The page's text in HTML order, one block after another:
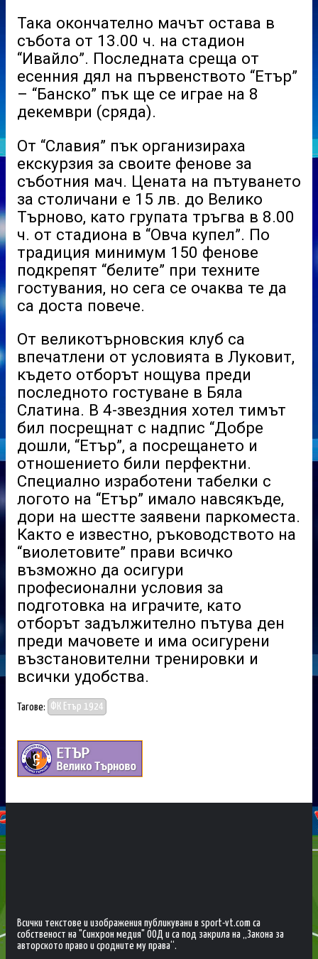
Така окончателно мачът остава в
събота от 13.00 ч. на стадион
“Ивайло”. Последната среща от
есенния дял на първенството “Етър”
– “Банско” пък ще се играе на 8
декември (сряда).
От “Славия” пък организираха
екскурзия за своите фенове за
съботния мач. Цената на пътуването
за столичани е 15 лв. до Велико
Търново, като групата тръгва в 8.00
ч. от стадиона в “Овча купел”. По
традиция минимум 150 фенове
подкрепят “белите” при техните
гостувания, но сега се очаква те да
са доста повече.
От великотърновския клуб са
впечатлени от условията в Луковит,
където отборът нощува преди
последното гостуване в Бяла
Слатина. В 4-звездния хотел тимът
бил посрещнат с надпис “Добре
дошли, “Етър”, а посрещането и
отношението били перфектни.
Специално изработени табелки с
логото на “Етър” имало навсякъде,
дори на шестте заявени паркоместа.
Както е известно, ръководството на
“виолетовите” прави всичко
възможно да осигури
професионални условия за
подготовка на играчите, като
отборът задължително пътува ден
преди мачовете и има осигурени
възстановителни тренировки и
всички удобства.
Тагове: ФК Етър 1924
Всички текстове и изображения публикувани в sport-vt.com са
собственост на "Синхрон медия" ООД и са под закрила на „Закона за
авторското право и сродните му права“.